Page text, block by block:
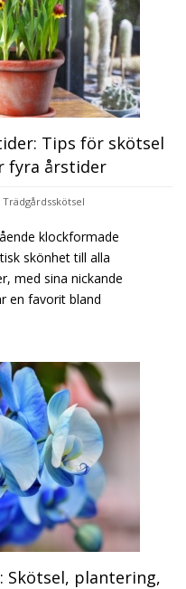
Tips för skötsel
fyra årstider
Trädgårdsskötsel
klockformade
skönhet till alla
med sina nickande
en favorit bland
Skötsel, plantering,